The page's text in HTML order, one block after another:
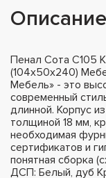
Пенал Сота С105
(104х50х240)
Мебель» - это
современный
длинной. Корпус
толщиной 18 мм,
необходимая
сертификатов и
понятная сборка
ДСП: Белый, дуб